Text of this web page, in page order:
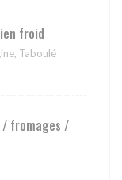
froid
Taboulé
/ fromages /